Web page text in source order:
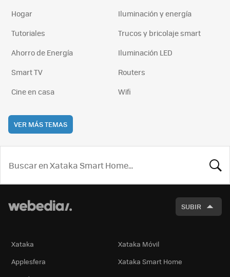
Hogar
Iluminación y energía
Tutoriales
Trucos y bricolaje smart
Ahorro de Energía
Iluminación LED
Smart TV
Routers
Cine en casa
Wifi
VER MÁS TEMAS
SUBIR
Xataka
Xataka Móvil
Applesfera
Xataka Smart Home